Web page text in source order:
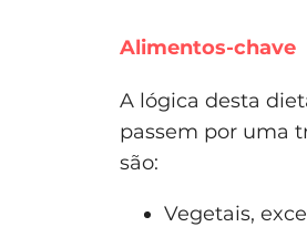
Alimentos-chave
A lógica desta
passem por uma
são:
Vegetais,